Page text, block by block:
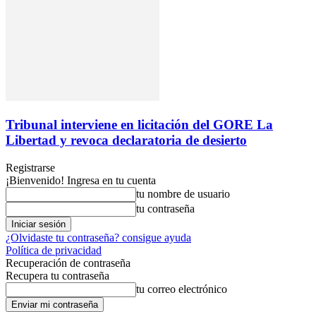
Tribunal interviene en licitación del GORE La
Libertad y revoca declaratoria de desierto
Registrarse
¡Bienvenido! Ingresa en tu cuenta
tu nombre de usuario
tu contraseña
¿Olvidaste tu contraseña? consigue ayuda
Política de privacidad
Recuperación de contraseña
Recupera tu contraseña
tu correo electrónico